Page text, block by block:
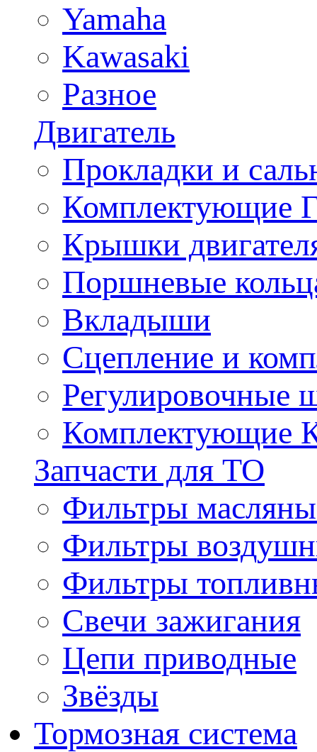
Yamaha
Kawasaki
Разное
Двигатель
Прокладки и
Комплектующие
Крышки
Поршневые
Вкладыши
Сцепление и
Регулировочные
Комплектующие
Запчасти для ТО
Фильтры
Фильтры
Фильтры
Свечи зажигания
Цепи приводные
Звёзды
Тормозная система